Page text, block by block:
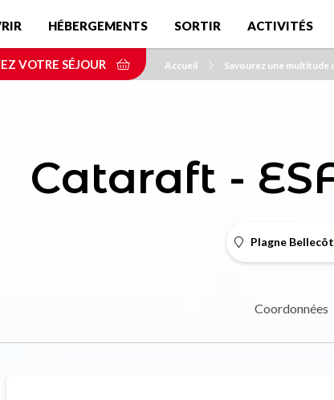
HÉBERGEMENTS SORTIR ACTIVITÉS
VOTRE SÉJOUR Accueil Savourez une multitude
Cataraft -
Plagne
Coordonnées